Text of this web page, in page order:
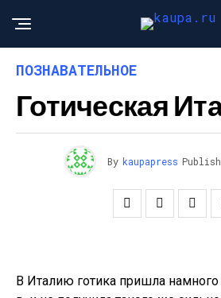
ПОЗНАВАТЕЛЬНОЕ
Готическая
By kaupapress
В Италию готика пришла